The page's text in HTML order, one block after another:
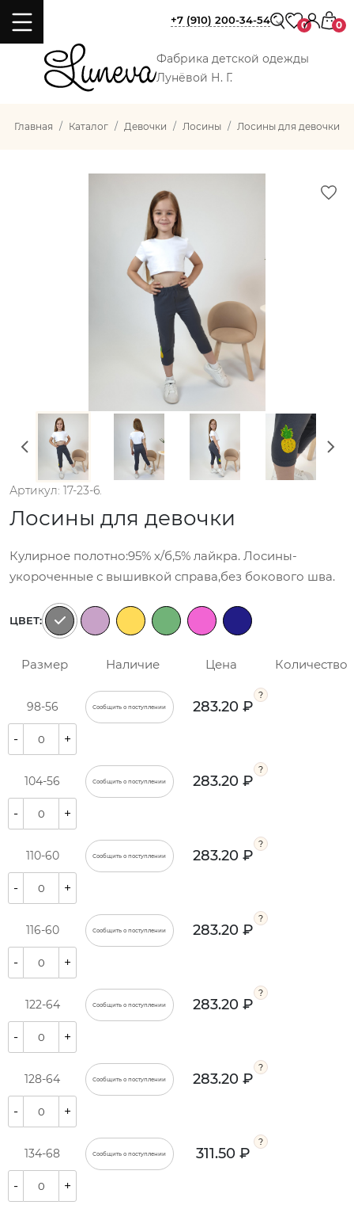
Фабрика детской одежды
Лунёвой Н. Г.
+7 (910) 200-34-54 0 0
Главная Каталог Девочки Лосины Лосины для девочки
Артикул: 17-23-6.
Лосины для девочки
Кулирное полотно:95% х/б,5% лайкра. Лосины-
укороченные с вышивкой справа,без бокового шва.
ЦВЕТ:
Размер Наличие Цена Количество
98-56 Сообщить о поступлении 283.20 ₽
- +
104-56 Сообщить о поступлении 283.20 ₽
- +
110-60 Сообщить о поступлении 283.20 ₽
- +
116-60 Сообщить о поступлении 283.20 ₽
- +
122-64 Сообщить о поступлении 283.20 ₽
- +
128-64 Сообщить о поступлении 283.20 ₽
- +
134-68 Сообщить о поступлении 311.50 ₽
- +